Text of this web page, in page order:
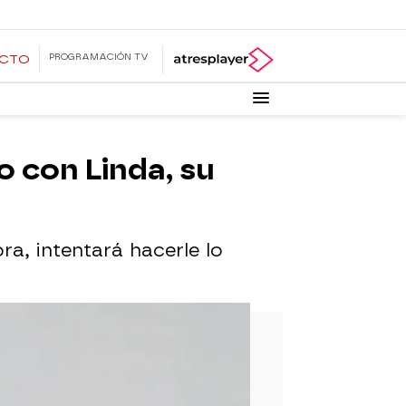
PROGRAMACIÓN TV
con Linda, su
intentará hacerle lo